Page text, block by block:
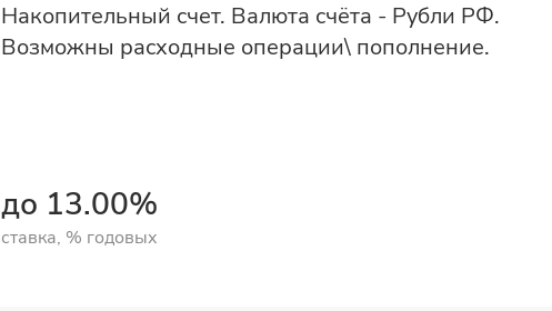
Накопительный счет. Валюта счёта - Рубли РФ.
Возможны расходные операции\ пополнение.
до 13.00%
ставка, % годовых